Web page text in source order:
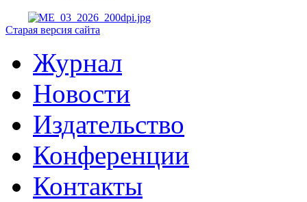
Старая версия сайта
Журнал
Новости
Издательство
Конференции
Контакты